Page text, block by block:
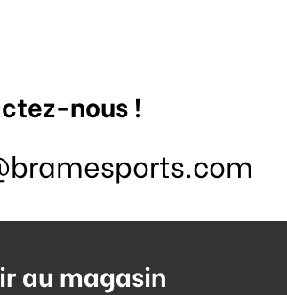
nous !
au magasin